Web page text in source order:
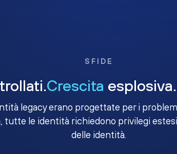
SFIDE
Crescita esplosiva.
legacy erano progettate per i
tutte le identità richiedono privilegi
delle identità.